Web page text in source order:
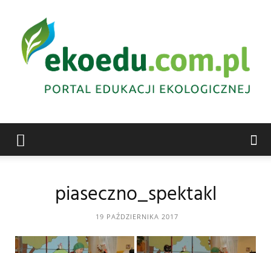
ekologiczna
piaseczno_spektakl
19 PAŹDZIERNIKA 2017